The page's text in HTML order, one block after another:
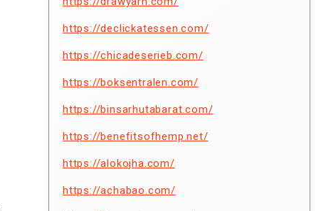
https://declickatessen.com/
https://chicadeserieb.com/
https://boksentralen.com/
https://binsarhutabarat.com/
https://benefitsofhemp.net/
https://alokojha.com/
https://achabao.com/